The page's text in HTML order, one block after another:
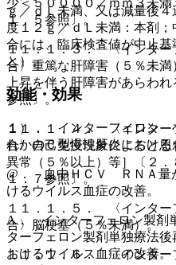
少＜５００００／ｍｍ３未
１．５参照〕。
１１．１．３． 〈インタ
合〉重篤な肝障害（５％未
上昇を伴う肝障害があらわ
参照〕。
１１．１．４． 〈インタ
合〉自己免疫現象によると
異常（５％以上）等］〔２．
１．７参照〕。
１１．１．５． 〈インタ
合〉脳梗塞（５％未満）。
１１．１．６． 〈インタ
ｇ／ｄＬ未満、又は減量後
度１２ｇ／ｄＬ未満：本剤
合には、臨床検査値が中止
と）。
効能・効果
１）． インターフェロン
れかのＣ型慢性肝炎における
@． 血中ＨＣＶ ＲＮＡ量
けるウイルス血症の改善。
A． インターフェロン製剤
ターフェロン製剤単独療法
おけるウイルス血症の改善。